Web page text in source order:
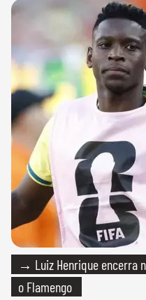
→ Luiz Henrique encerra
o Flamengo